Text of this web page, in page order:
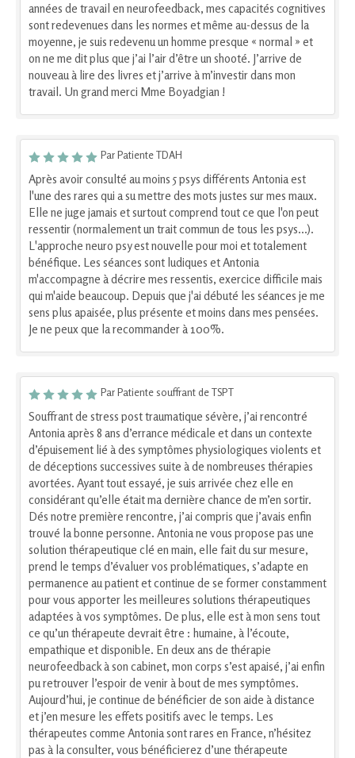
années de travail en neurofeedback, mes capacités cognitives
sont redevenues dans les normes et même au-dessus de la
moyenne, je suis redevenu un homme presque « normal » et
on ne me dit plus que j’ai l’air d’être un shooté. J’arrive de
nouveau à lire des livres et j’arrive à m’investir dans mon
travail. Un grand merci Mme Boyadgian !
Par Patiente TDAH
Après avoir consulté au moins 5 psys différents Antonia est
l'une des rares qui a su mettre des mots justes sur mes maux.
Elle ne juge jamais et surtout comprend tout ce que l'on peut
ressentir (normalement un trait commun de tous les psys...).
L'approche neuro psy est nouvelle pour moi et totalement
bénéfique. Les séances sont ludiques et Antonia
m'accompagne à décrire mes ressentis, exercice difficile mais
qui m'aide beaucoup. Depuis que j'ai débuté les séances je me
sens plus apaisée, plus présente et moins dans mes pensées.
Je ne peux que la recommander à 100%.
Par Patiente souffrant de TSPT
Souffrant de stress post traumatique sévère, j’ai rencontré
Antonia après 8 ans d’errance médicale et dans un contexte
d’épuisement lié à des symptômes physiologiques violents et
de déceptions successives suite à de nombreuses thérapies
avortées. Ayant tout essayé, je suis arrivée chez elle en
considérant qu’elle était ma dernière chance de m’en sortir.
Dés notre première rencontre, j’ai compris que j’avais enfin
trouvé la bonne personne. Antonia ne vous propose pas une
solution thérapeutique clé en main, elle fait du sur mesure,
prend le temps d’évaluer vos problématiques, s’adapte en
permanence au patient et continue de se former constamment
pour vous apporter les meilleures solutions thérapeutiques
adaptées à vos symptômes. De plus, elle est à mon sens tout
ce qu’un thérapeute devrait être : humaine, à l’écoute,
empathique et disponible. En deux ans de thérapie
neurofeedback à son cabinet, mon corps s’est apaisé, j’ai enfin
pu retrouver l’espoir de venir à bout de mes symptômes.
Aujourd’hui, je continue de bénéficier de son aide à distance
et j’en mesure les effets positifs avec le temps. Les
thérapeutes comme Antonia sont rares en France, n’hésitez
pas à la consulter, vous bénéficierez d’une thérapeute